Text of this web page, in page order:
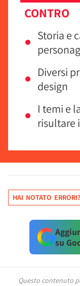
CONTRO
Storia e
Diversi
design
I temi e
risultare
HAI NOTATO ERRORI?
su
Questo contenuto